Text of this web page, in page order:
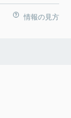
情報の見方